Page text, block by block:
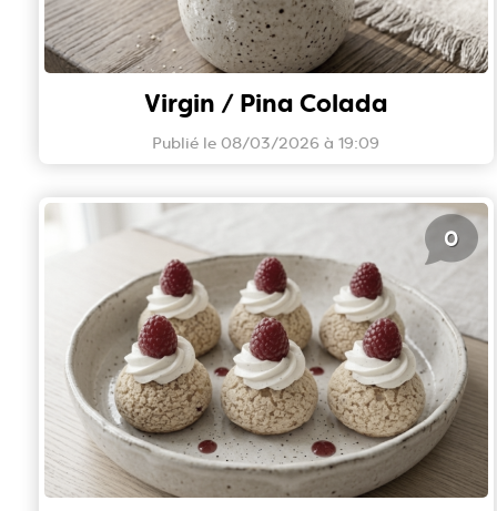
Virgin / Pina Colada
Publié le 08/03/2026 à 19:09
0